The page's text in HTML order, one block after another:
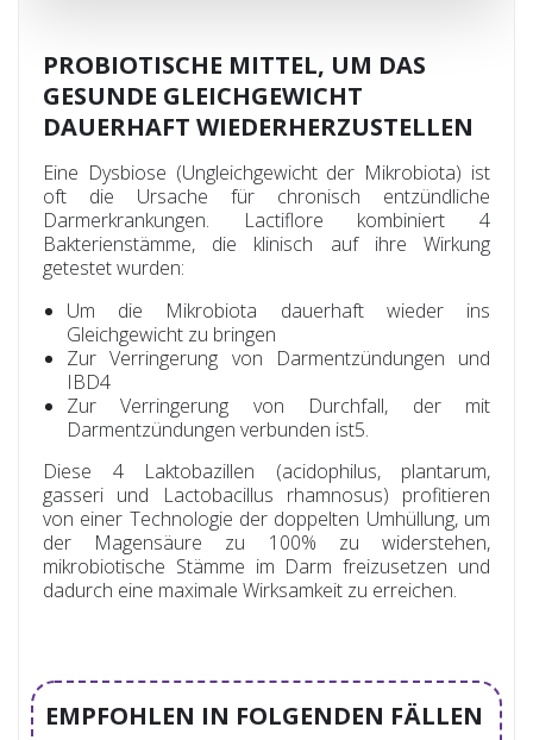
PROBIOTISCHE MITTEL, UM DAS
GESUNDE GLEICHGEWICHT
DAUERHAFT WIEDERHERZUSTELLEN
Eine Dysbiose (Ungleichgewicht der Mikrobiota) ist
oft die Ursache für chronisch entzündliche
Darmerkrankungen. Lactiflore kombiniert 4
Bakterienstämme, die klinisch auf ihre Wirkung
getestet wurden:
Um die Mikrobiota dauerhaft wieder ins
Gleichgewicht zu bringen
Zur Verringerung von Darmentzündungen und
IBD4
Zur Verringerung von Durchfall, der mit
Darmentzündungen verbunden ist5.
Diese 4 Laktobazillen (acidophilus, plantarum,
gasseri und Lactobacillus rhamnosus) profitieren
von einer Technologie der doppelten Umhüllung, um
der Magensäure zu 100% zu widerstehen,
mikrobiotische Stämme im Darm freizusetzen und
dadurch eine maximale Wirksamkeit zu erreichen.
EMPFOHLEN IN FOLGENDEN FÄLLEN